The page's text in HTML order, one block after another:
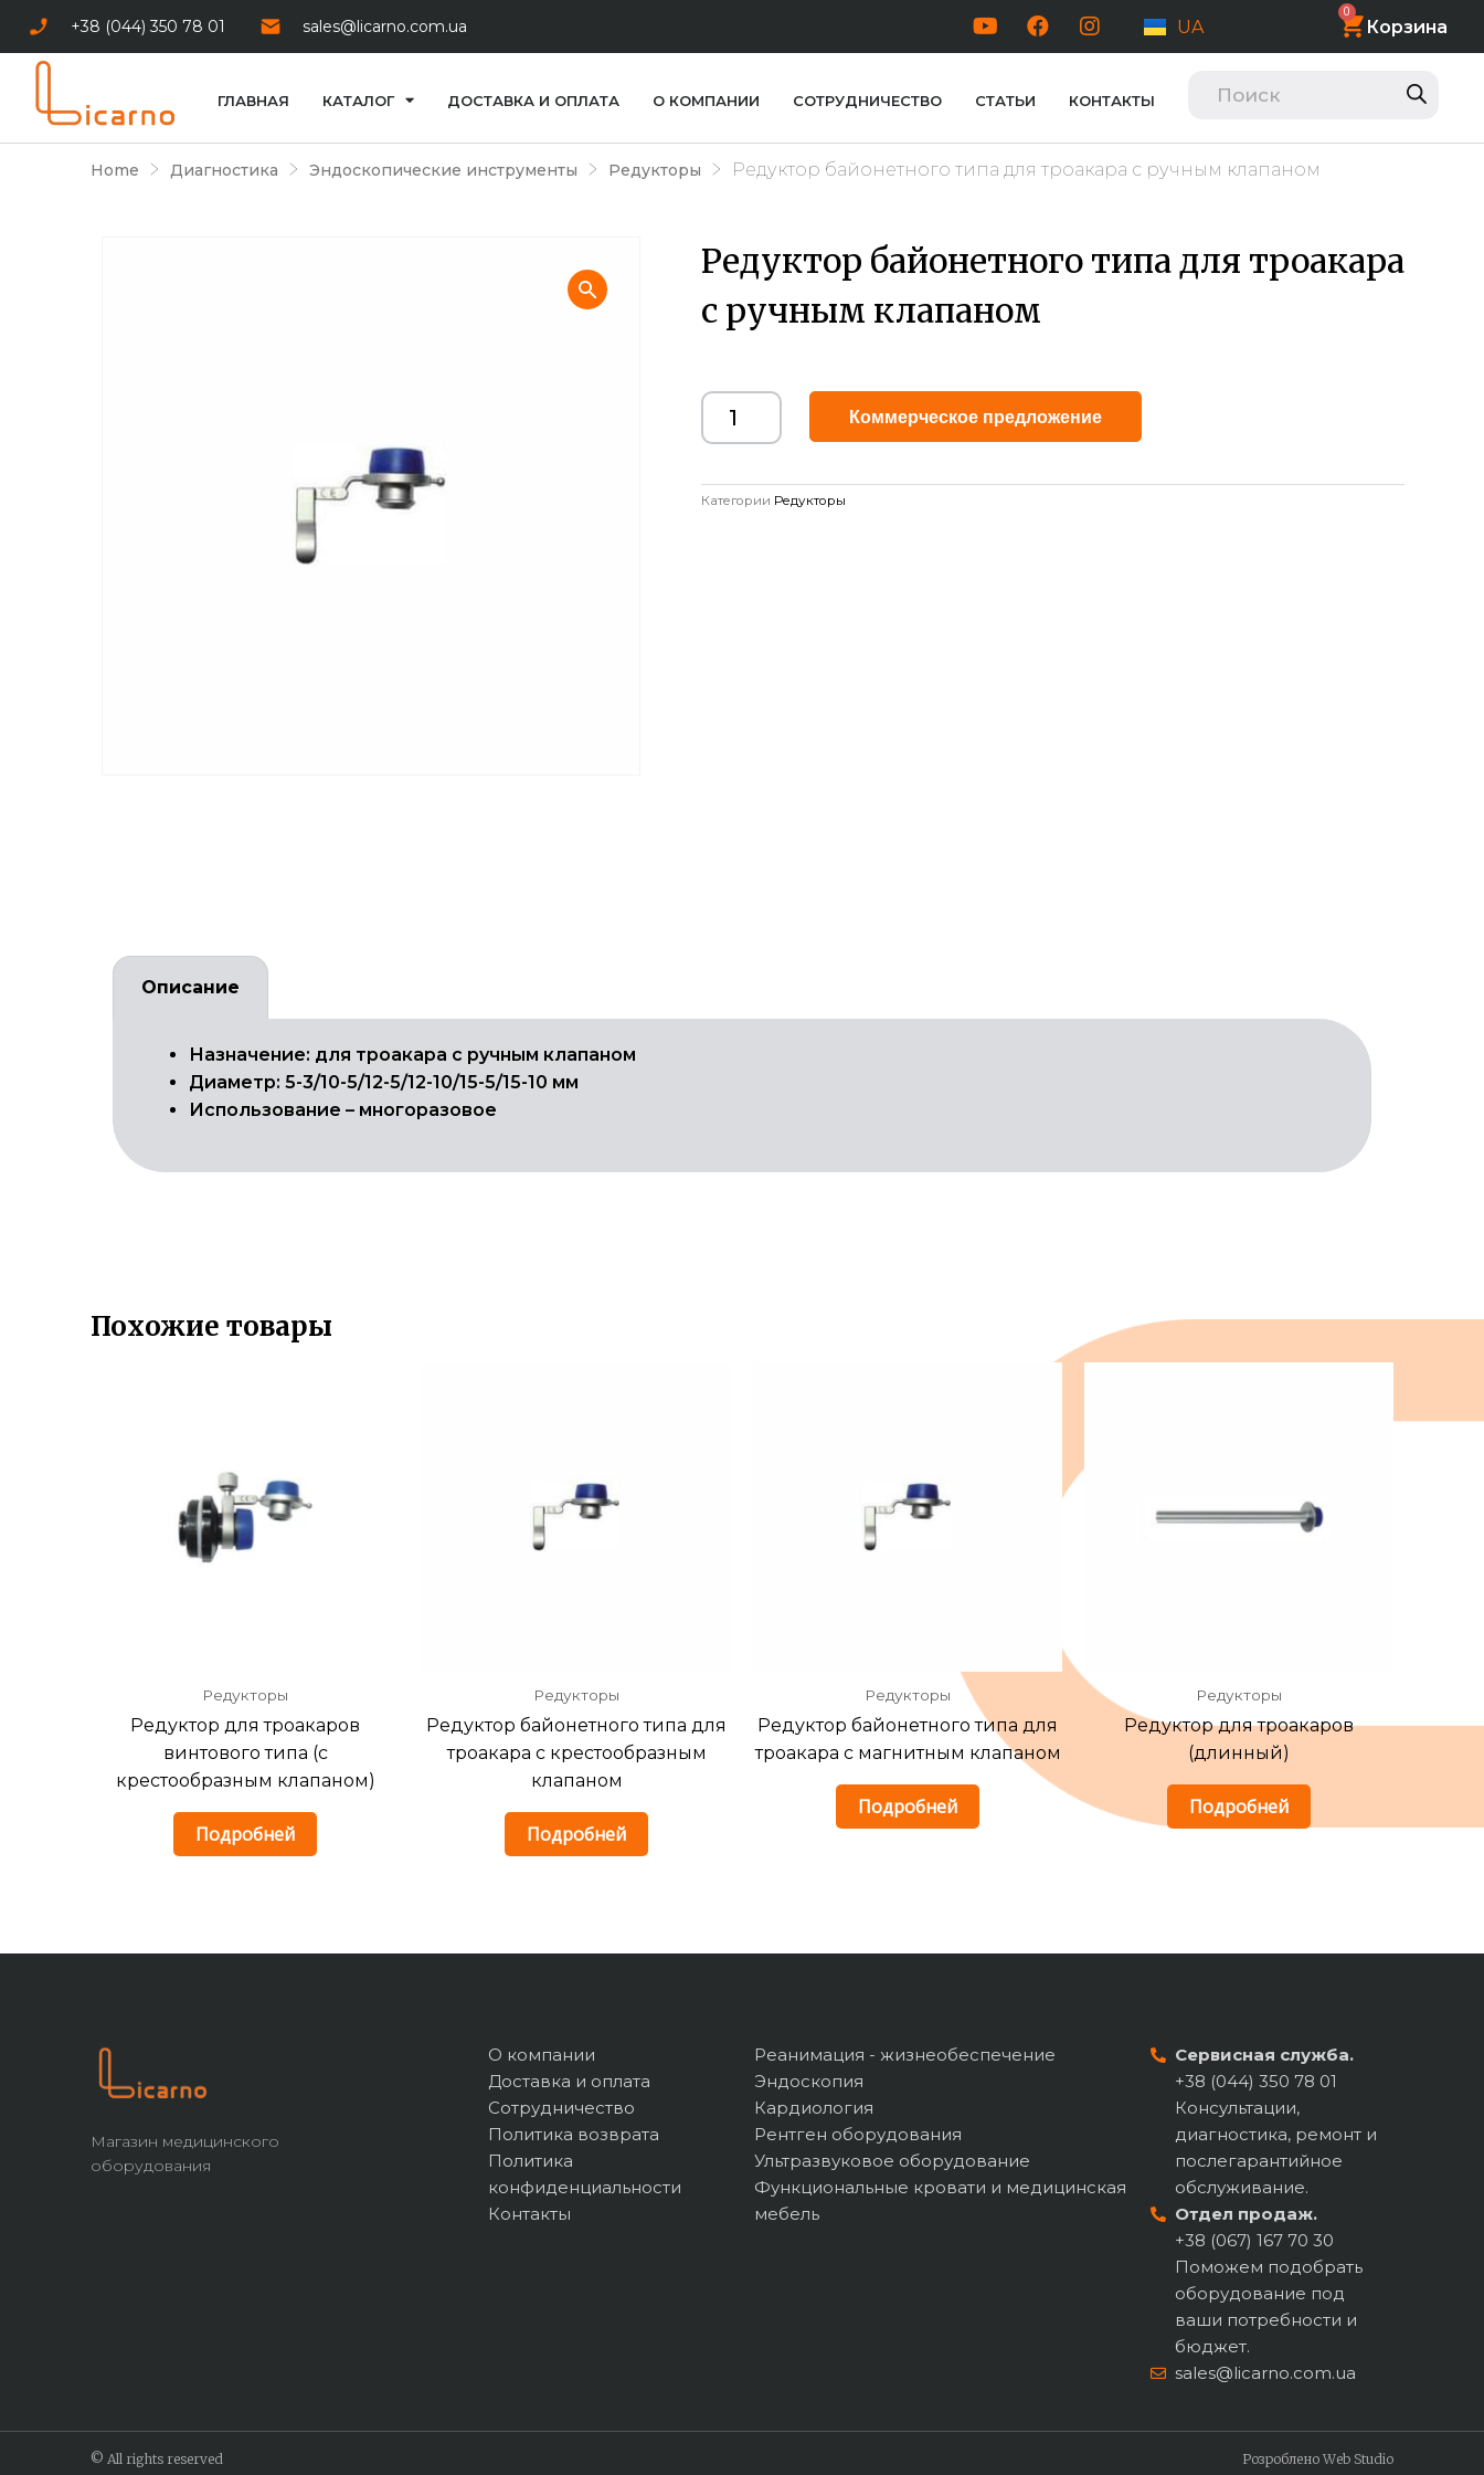
+38 (044) 350 78 01 sales@licarno.com.ua UA
0
Корзина
ГЛАВНАЯ КАТАЛОГ ДОСТАВКА И ОПЛАТА О КОМПАНИИ СОТРУДНИЧЕСТВО СТАТЬИ КОНТАКТЫ
Home Диагностика Эндоскопические инструменты Редукторы Редуктор байонетного типа для троакара с ручным клапаном
Редуктор байонетного типа для троакара
с ручным клапаном
Коммерческое предложение
Категории Редукторы
Описание
Назначение: для троакара с ручным клапаном
Диаметр: 5-3/10-5/12-5/12-10/15-5/15-10 мм
Использование – многоразовое
Похожие товары
Редукторы
Редуктор для троакаров
винтового типа (с
крестообразным клапаном)
Подробней
Редукторы
Редуктор байонетного типа для
троакара с крестообразным
клапаном
Подробней
Редукторы
Редуктор байонетного типа для
троакара с магнитным клапаном
Подробней
Редукторы
Редуктор для троакаров
(длинный)
Подробней
Магазин медицинского
оборудования
О компании
Доставка и оплата
Сотрудничество
Политика возврата
Политика
конфиденциальности
Контакты
Реанимация - жизнеобеспечение
Эндоскопия
Кардиология
Рентген оборудования
Ультразвуковое оборудование
Функциональные кровати и медицинская
мебель
Сервисная служба.
+38 (044) 350 78 01
Консультации,
диагностика, ремонт и
послегарантийное
обслуживание.
Отдел продаж.
+38 (067) 167 70 30
Поможем подобрать
оборудование под
ваши потребности и
бюджет.
sales@licarno.com.ua
© All rights reserved Розроблено Web Studio